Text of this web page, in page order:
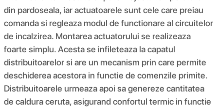
din pardoseala, iar actuatoarele sunt cele care preiau
comanda si regleaza modul de functionare al circuitelor
de incalzirea. Montarea actuatorului se realizeaza
foarte simplu. Acesta se infileteaza la capatul
distribuitoarelor si are un mecanism prin care permite
deschiderea acestora in functie de comenzile primite.
Distribuitoarele urmeaza apoi sa genereze cantitatea
de caldura ceruta, asigurand confortul termic in functie